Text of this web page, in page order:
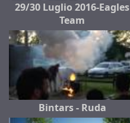
29/30 Luglio 2016-Eagles
Team
Bintars - Ruda